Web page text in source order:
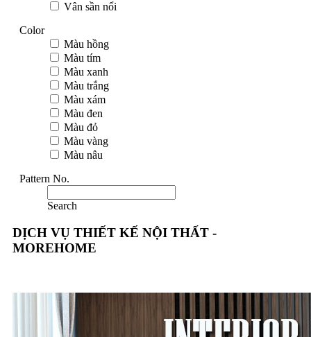
Vân sần nổi
Color
Màu hồng
Màu tím
Màu xanh
Màu trắng
Màu xám
Màu đen
Màu đỏ
Màu vàng
Màu nâu
Pattern No.
Search
DỊCH VỤ THIẾT KẾ NỘI THẤT -
MOREHOME